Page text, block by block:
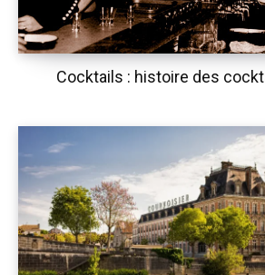
Cocktails : histoire des